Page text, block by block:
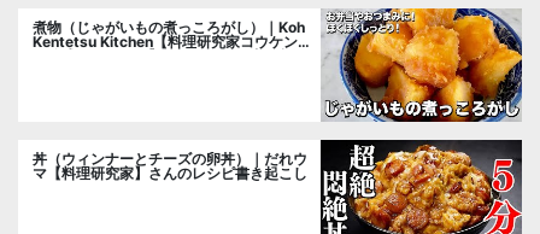
煮物（じゃがいもの煮っころがし）｜Koh
Kentetsu Kitchen【料理研究家コウケンテ
ツ公式チャンネル】さんのレシピ書き起こ
丼（ウィンナーとチーズの卵丼）｜だれウ
マ【料理研究家】さんのレシピ書き起こし